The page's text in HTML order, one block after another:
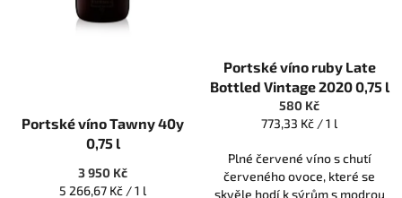
Portské víno Tawny 40y
0,75 l
3 950 Kč
Měrná
5 266,67 Kč / 1 l
Portské víno ruby Late
Bottled Vintage 2020 0,75 l
580 Kč
Měrná
773,33 Kč / 1 l
Plné červené víno s chutí
červeného ovoce, které se
skvěle hodí k sýrům s modrou